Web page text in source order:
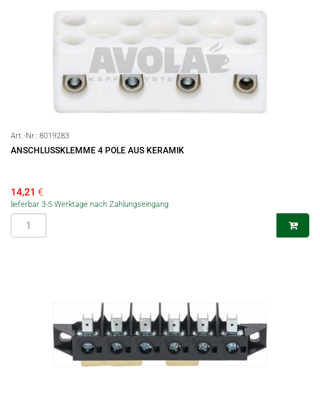
Art.-Nr.: 8019283
ANSCHLUSSKLEMME 4 POLE AUS KERAMIK
14,21 €
lieferbar 3-5 Werktage nach Zahlungseingang